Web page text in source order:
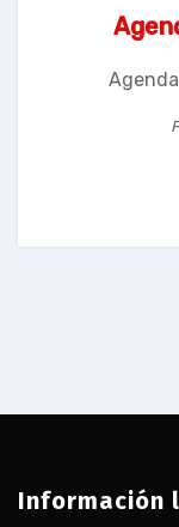
Información